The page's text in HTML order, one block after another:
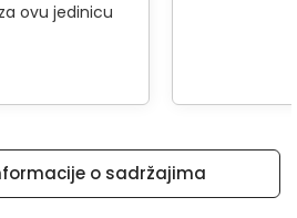
ovu jedinicu
o sadržajima